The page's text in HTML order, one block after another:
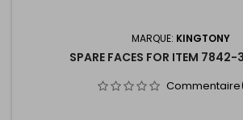
MARQUE: KINGTONY
SPARE FACES FOR ITEM